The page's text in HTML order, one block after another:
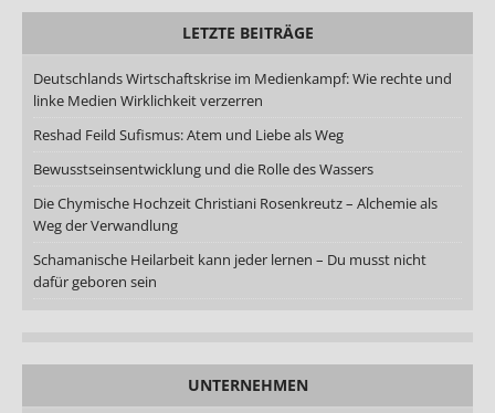
LETZTE BEITRÄGE
Deutschlands Wirtschaftskrise im Medienkampf: Wie rechte und
linke Medien Wirklichkeit verzerren
Reshad Feild Sufismus: Atem und Liebe als Weg
Bewusstseinsentwicklung und die Rolle des Wassers
Die Chymische Hochzeit Christiani Rosenkreutz – Alchemie als
Weg der Verwandlung
Schamanische Heilarbeit kann jeder lernen – Du musst nicht
dafür geboren sein
UNTERNEHMEN